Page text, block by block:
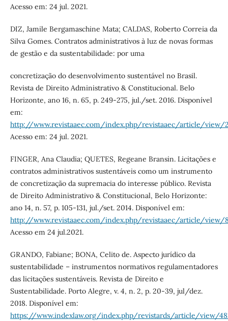
Acesso em: 24 jul. 2021.
DIZ, Jamile Bergamaschine Mata; CALDAS, Roberto Correia da
Silva Gomes. Contratos administrativos à luz de novas formas
de gestão e da sustentabilidade: por uma
concretização do desenvolvimento sustentável no Brasil.
Revista de Direito Administrativo & Constitucional. Belo
Horizonte, ano 16, n. 65, p. 249-275, jul./set. 2016. Disponível
em:
http://www.revistaaec.com/index.php/revistaaec/article/view/
Acesso em: 24 jul. 2021.
FINGER, Ana Claudia; QUETES, Regeane Bransin. Licitações e
contratos administrativos sustentáveis como um instrumento
de concretização da supremacia do interesse público. Revista
de Direito Administrativo & Constitucional, Belo Horizonte:
ano 14, n. 57, p. 105-131, jul./set. 2014. Disponível em:
http://www.revistaaec.com/index.php/revistaaec/article/view/
Acesso em 24 jul.2021.
GRANDO, Fabiane; BONA, Celito de. Aspecto jurídico da
sustentabilidade – instrumentos normativos regulamentadores
das licitações sustentáveis. Revista de Direito e
Sustentabilidade. Porto Alegre, v. 4, n. 2, p. 20-39, jul/dez.
2018. Disponível em:
https://www.indexlaw.org/index.php/revistards/article/view/